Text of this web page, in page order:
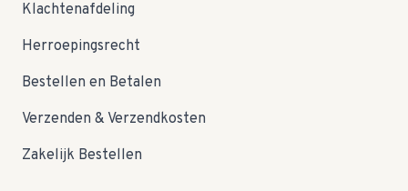
Klachtenafdeling
Herroepingsrecht
Bestellen en Betalen
Verzenden & Verzendkosten
Zakelijk Bestellen